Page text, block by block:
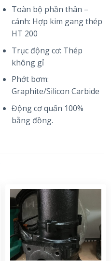
Toàn bộ phần thân –
cánh: Hợp kim gang thép
HT 200
Trục động cơ: Thép
không gỉ
Phớt bơm:
Graphite/Silicon Carbide
Động cơ quấn 100%
bằng đồng.